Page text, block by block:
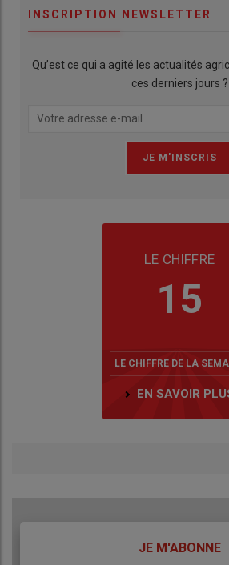
INSCRIPTION NEWSLETTER
Qu’est ce qui a agité les actualités
ces derniers jours ?
LE CHIFFRE
15
LE CHIFFRE DE LA
EN SAVOIR
JE M'ABONNE